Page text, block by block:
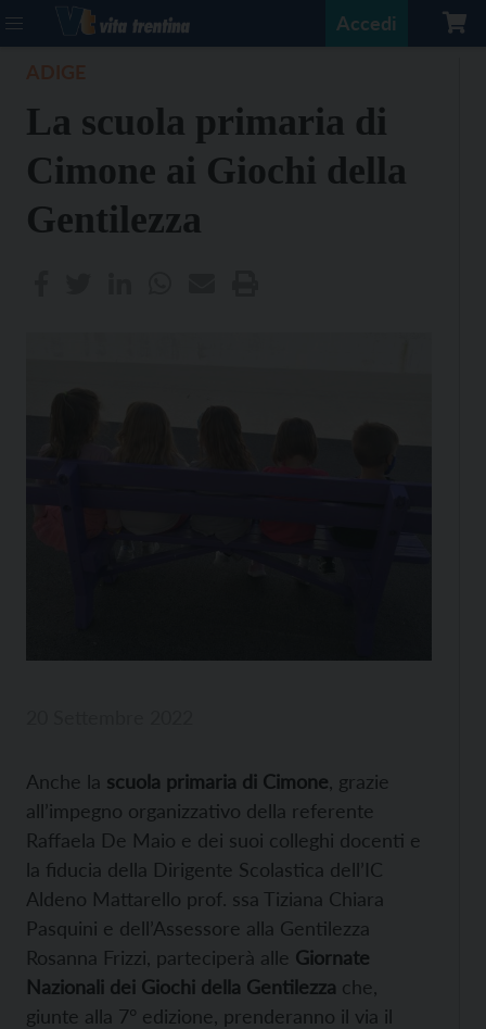
Accedi
La scuola primaria di
Cimone ai Giochi della
Gentilezza
Anche la scuola primaria di Cimone , grazie
all’impegno organizzativo della referente
Raffaela De Maio e dei suoi colleghi docenti e
la fiducia della Dirigente Scolastica dell’IC
Aldeno Mattarello prof. ssa Tiziana Chiara
Pasquini e dell’Assessore alla Gentilezza
Rosanna Frizzi, parteciperà alle Giornate
Nazionali dei Giochi della Gentilezza che,
giunte alla 7° edizione, prenderanno il via il